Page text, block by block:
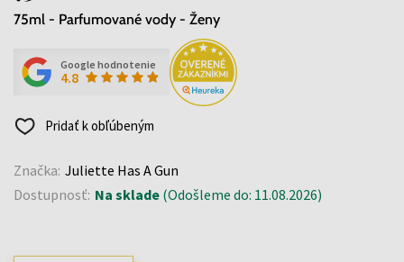
75ml - Parfumované vody - Ženy
Google hodnotenie
4.8
Pridať k obľúbeným
Značka: Juliette Has A Gun
Dostupnosť: Na sklade (Odošleme do: 11.08.2026)